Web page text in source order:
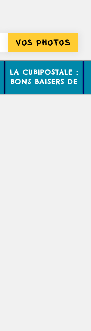
VOS PHOTOS
LA CUBIPOSTALE :
BONS BAISERS DE